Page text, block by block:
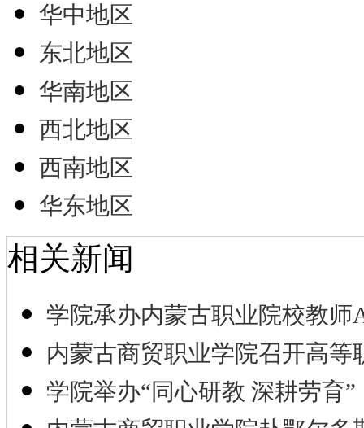
华中地区
东北地区
华南地区
西北地区
西南地区
华东地区
相关新闻
学院承办内蒙古职业院校教师
内蒙古商贸职业学院召开高等
学院举办“同心研教 深耕劳育”